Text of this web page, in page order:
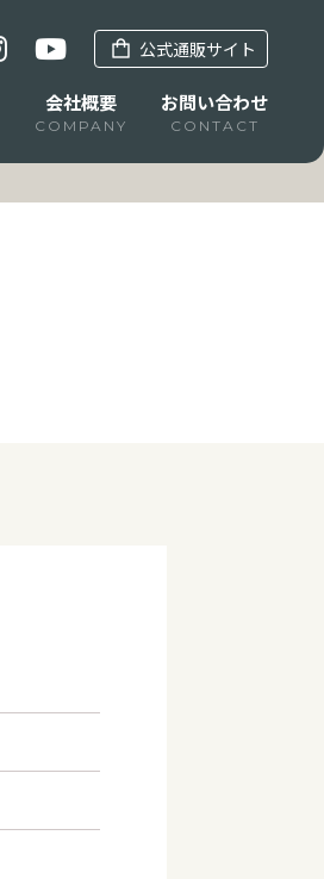
公式通販サイト
会社概要
COMPANY
お問い合わせ
CONTACT